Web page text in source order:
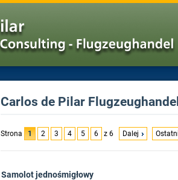
Carlos de Pilar
Strona 1 2 3 4 5 6 z 6 Dalej
Samolot jednośmigłowy